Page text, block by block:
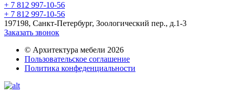
+ 7 812 997-10-56
+ 7 812 997-10-56
197198, Санкт-Петербург, Зоологический пер., д.1-3
Заказать звонок
© Архитектура мебели 2026
Пользовательское соглашение
Политика конфеденциальности